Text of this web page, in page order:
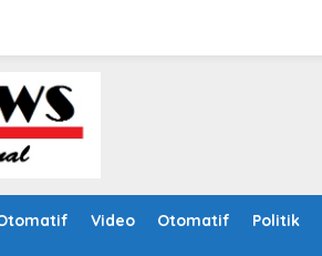
Video Otomatif Politik